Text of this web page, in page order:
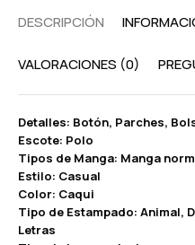
DESCRIPCIÓN
VALORACIONES (0)
Detalles: Botón, Parches,
Escote: Polo
Tipos de Manga: Manga
Estilo: Casual
Color: Caqui
Tipo de Estampado: Animal,
Letras